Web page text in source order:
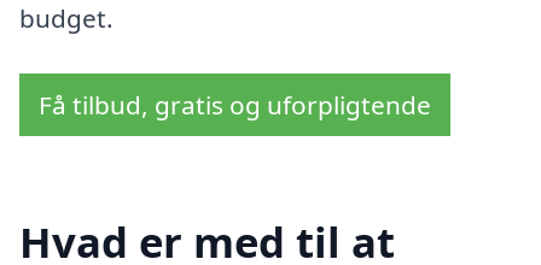
budget.
Få tilbud, gratis og uforpligtende
Hvad er med til at